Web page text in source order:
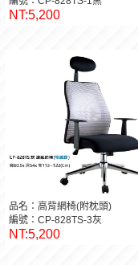
NT:5,200
品名：高背網椅(附枕頭)
編號：CP-828TS-3灰
NT:5,200